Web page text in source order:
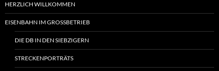
HERZLICH WILLKOMMEN
EISENBAHN IM GROSSBETRIEB
DIE DB IN DEN SIEBZIGERN
STRECKENPORTRÄTS